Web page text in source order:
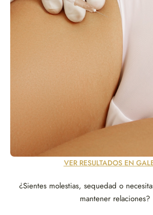
¿Sientes molestias, sequedad o
mantener relaciones?
VER RESULTADOS EN